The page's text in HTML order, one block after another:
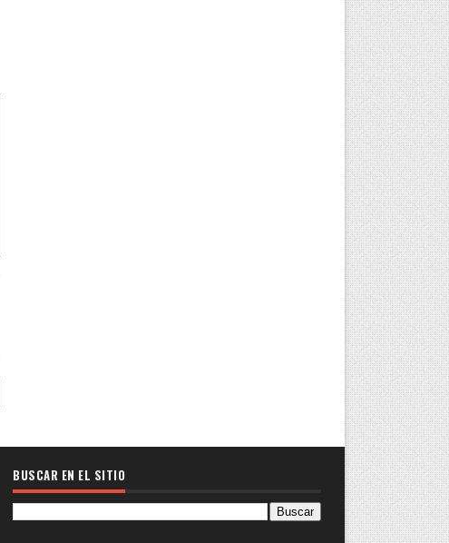
BUSCAR EN EL SITIO